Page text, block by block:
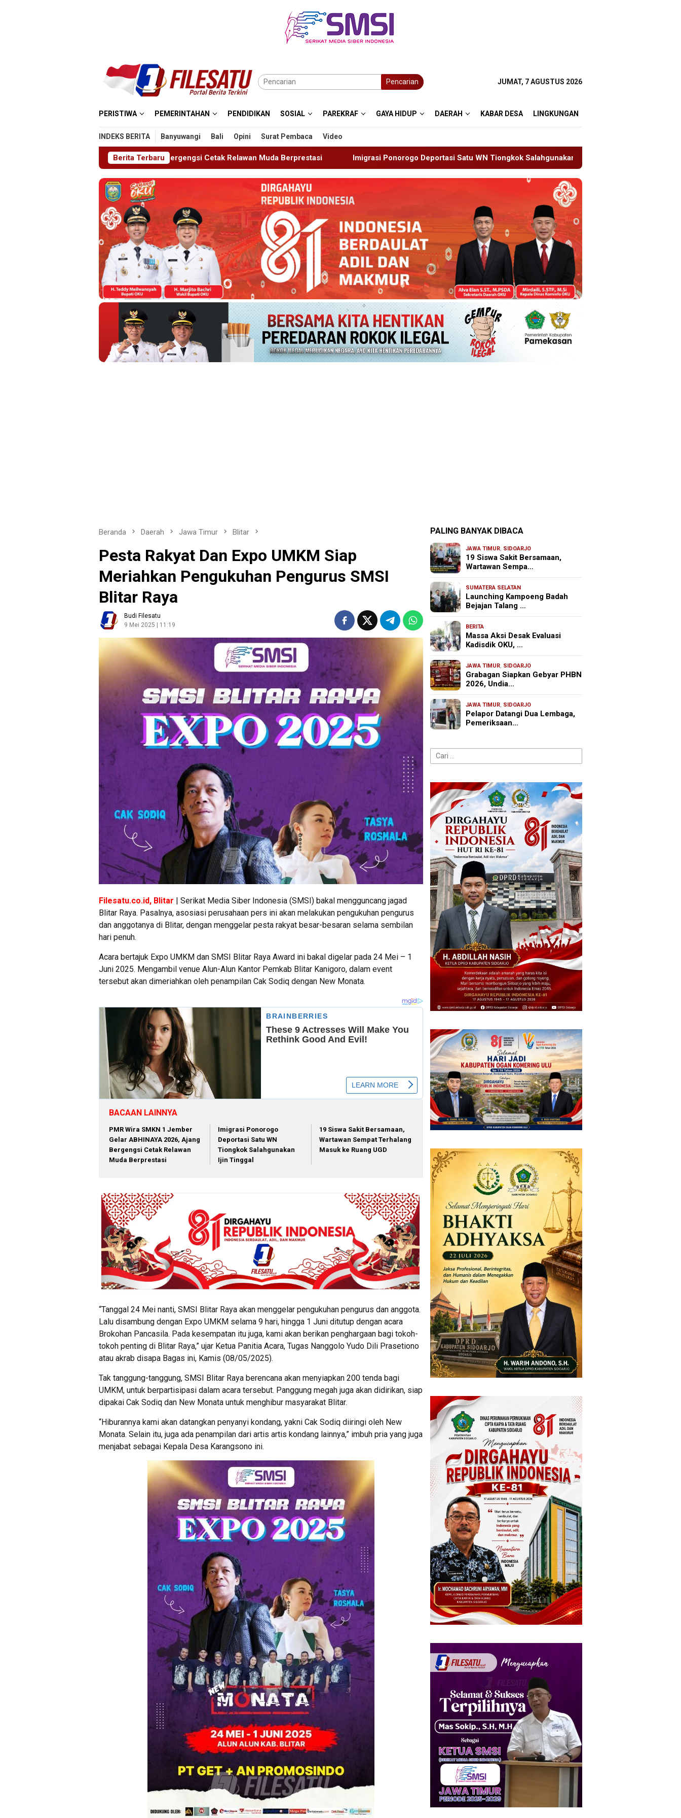
Pencarian JUMAT, 7 AGUSTUS 2026
PERISTIWA PEMERINTAHAN PENDIDIKAN SOSIAL PAREKRAF GAYA HIDUP DAERAH KABAR DESA LINGKUNGAN
INDEKS BERITA Banyuwangi Bali Opini Surat Pembaca Video
Berita Terbaru
2026, Ajang Bergengsi Cetak Relawan Muda Berprestasi Imigrasi Ponorogo Deportasi Satu WN Tiongkok Salahgunakan Ijin Tinggal 19 Siswa Sakit Bersamaan, Wartawan
Beranda Daerah Jawa Timur Blitar
Pesta Rakyat Dan Expo UMKM Siap
Meriahkan Pengukuhan Pengurus SMSI
Blitar Raya
Budi Filesatu
9 Mei 2025 | 11:19
Filesatu.co.id, Blitar | Serikat Media Siber Indonesia (SMSI) bakal mengguncang jagad
Blitar Raya. Pasalnya, asosiasi perusahaan pers ini akan melakukan pengukuhan pengurus
dan anggotanya di Blitar, dengan menggelar pesta rakyat besar-besaran selama sembilan
hari penuh.
Acara bertajuk Expo UMKM dan SMSI Blitar Raya Award ini bakal digelar pada 24 Mei – 1
Juni 2025. Mengambil venue Alun-Alun Kantor Pemkab Blitar Kanigoro, dalam event
tersebut akan dimeriahkan oleh penampilan Cak Sodiq dengan New Monata.
BACAAN LAINNYA
PMR Wira SMKN 1 Jember
Gelar ABHINAYA 2026, Ajang
Bergengsi Cetak Relawan
Muda Berprestasi
Imigrasi Ponorogo
Deportasi Satu WN
Tiongkok Salahgunakan
Ijin Tinggal
19 Siswa Sakit Bersamaan,
Wartawan Sempat Terhalang
Masuk ke Ruang UGD
“Tanggal 24 Mei nanti, SMSI Blitar Raya akan menggelar pengukuhan pengurus dan anggota.
Lalu disambung dengan Expo UMKM selama 9 hari, hingga 1 Juni ditutup dengan acara
Brokohan Pancasila. Pada kesempatan itu juga, kami akan berikan penghargaan bagi tokoh-
tokoh penting di Blitar Raya,” ujar Ketua Panitia Acara, Tugas Nanggolo Yudo Dili Prasetiono
atau akrab disapa Bagas ini, Kamis (08/05/2025).
Tak tanggung-tanggung, SMSI Blitar Raya berencana akan menyiapkan 200 tenda bagi
UMKM, untuk berpartisipasi dalam acara tersebut. Panggung megah juga akan didirikan, siap
dipakai Cak Sodiq dan New Monata untuk menghibur masyarakat Blitar.
“Hiburannya kami akan datangkan penyanyi kondang, yakni Cak Sodiq diiringi oleh New
Monata. Selain itu, juga ada penampilan dari artis artis kondang lainnya,” imbuh pria yang juga
menjabat sebagai Kepala Desa Karangsono ini.
PALING BANYAK DIBACA
JAWA TIMUR, SIDOARJO
19 Siswa Sakit Bersamaan,
Wartawan Sempa…
SUMATERA SELATAN
Launching Kampoeng Badah
Bejajan Talang …
BERITA
Massa Aksi Desak Evaluasi
Kadisdik OKU, …
JAWA TIMUR, SIDOARJO
Grabagan Siapkan Gebyar PHBN
2026, Undia…
JAWA TIMUR, SIDOARJO
Pelapor Datangi Dua Lembaga,
Pemeriksaan…
Cari
untuk: